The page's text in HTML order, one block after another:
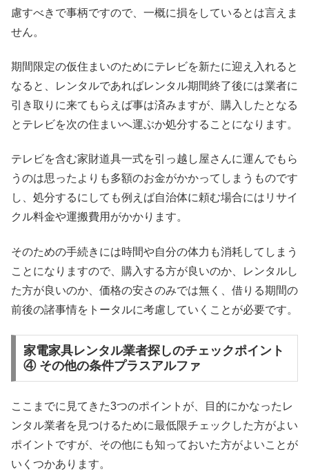
慮すべきで事柄ですので、一概に損をしているとは言えま
せん。
期間限定の仮住まいのためにテレビを新たに迎え入れると
なると、レンタルであればレンタル期間終了後には業者に
引き取りに来てもらえば事は済みますが、購入したとなる
とテレビを次の住まいへ運ぶか処分することになります。
テレビを含む家財道具一式を引っ越し屋さんに運んでもら
うのは思ったよりも多額のお金がかかってしまうものです
し、処分するにしても例えば自治体に頼む場合にはリサイ
クル料金や運搬費用がかかります。
そのための手続きには時間や自分の体力も消耗してしまう
ことになりますので、購入する方が良いのか、レンタルし
た方が良いのか、価格の安さのみでは無く、借りる期間の
前後の諸事情をトータルに考慮していくことが必要です。
家電家具レンタル業者探しのチェックポイント
④ その他の条件プラスアルファ
ここまでに見てきた3つのポイントが、目的にかなったレ
ンタル業者を見つけるために最低限チェックした方がよい
ポイントですが、その他にも知っておいた方がよいことが
いくつかあります。